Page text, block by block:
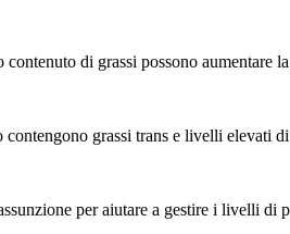
di grassi possono aumentare
contengono grassi trans e livelli elevati
per aiutare a gestire i livelli di